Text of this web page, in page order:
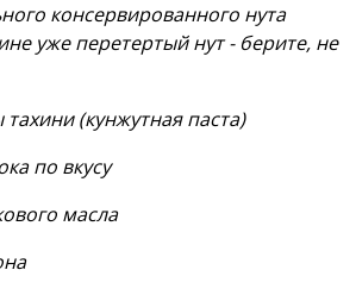
консервированного нута
уже перетертый нут - берите, не
(кунжутная паста)
по вкусу
масла